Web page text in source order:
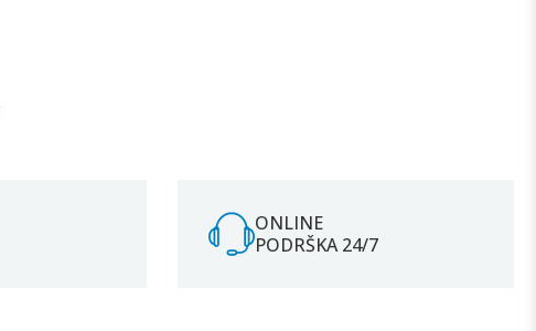
ONLINE
PODRŠKA 24/7